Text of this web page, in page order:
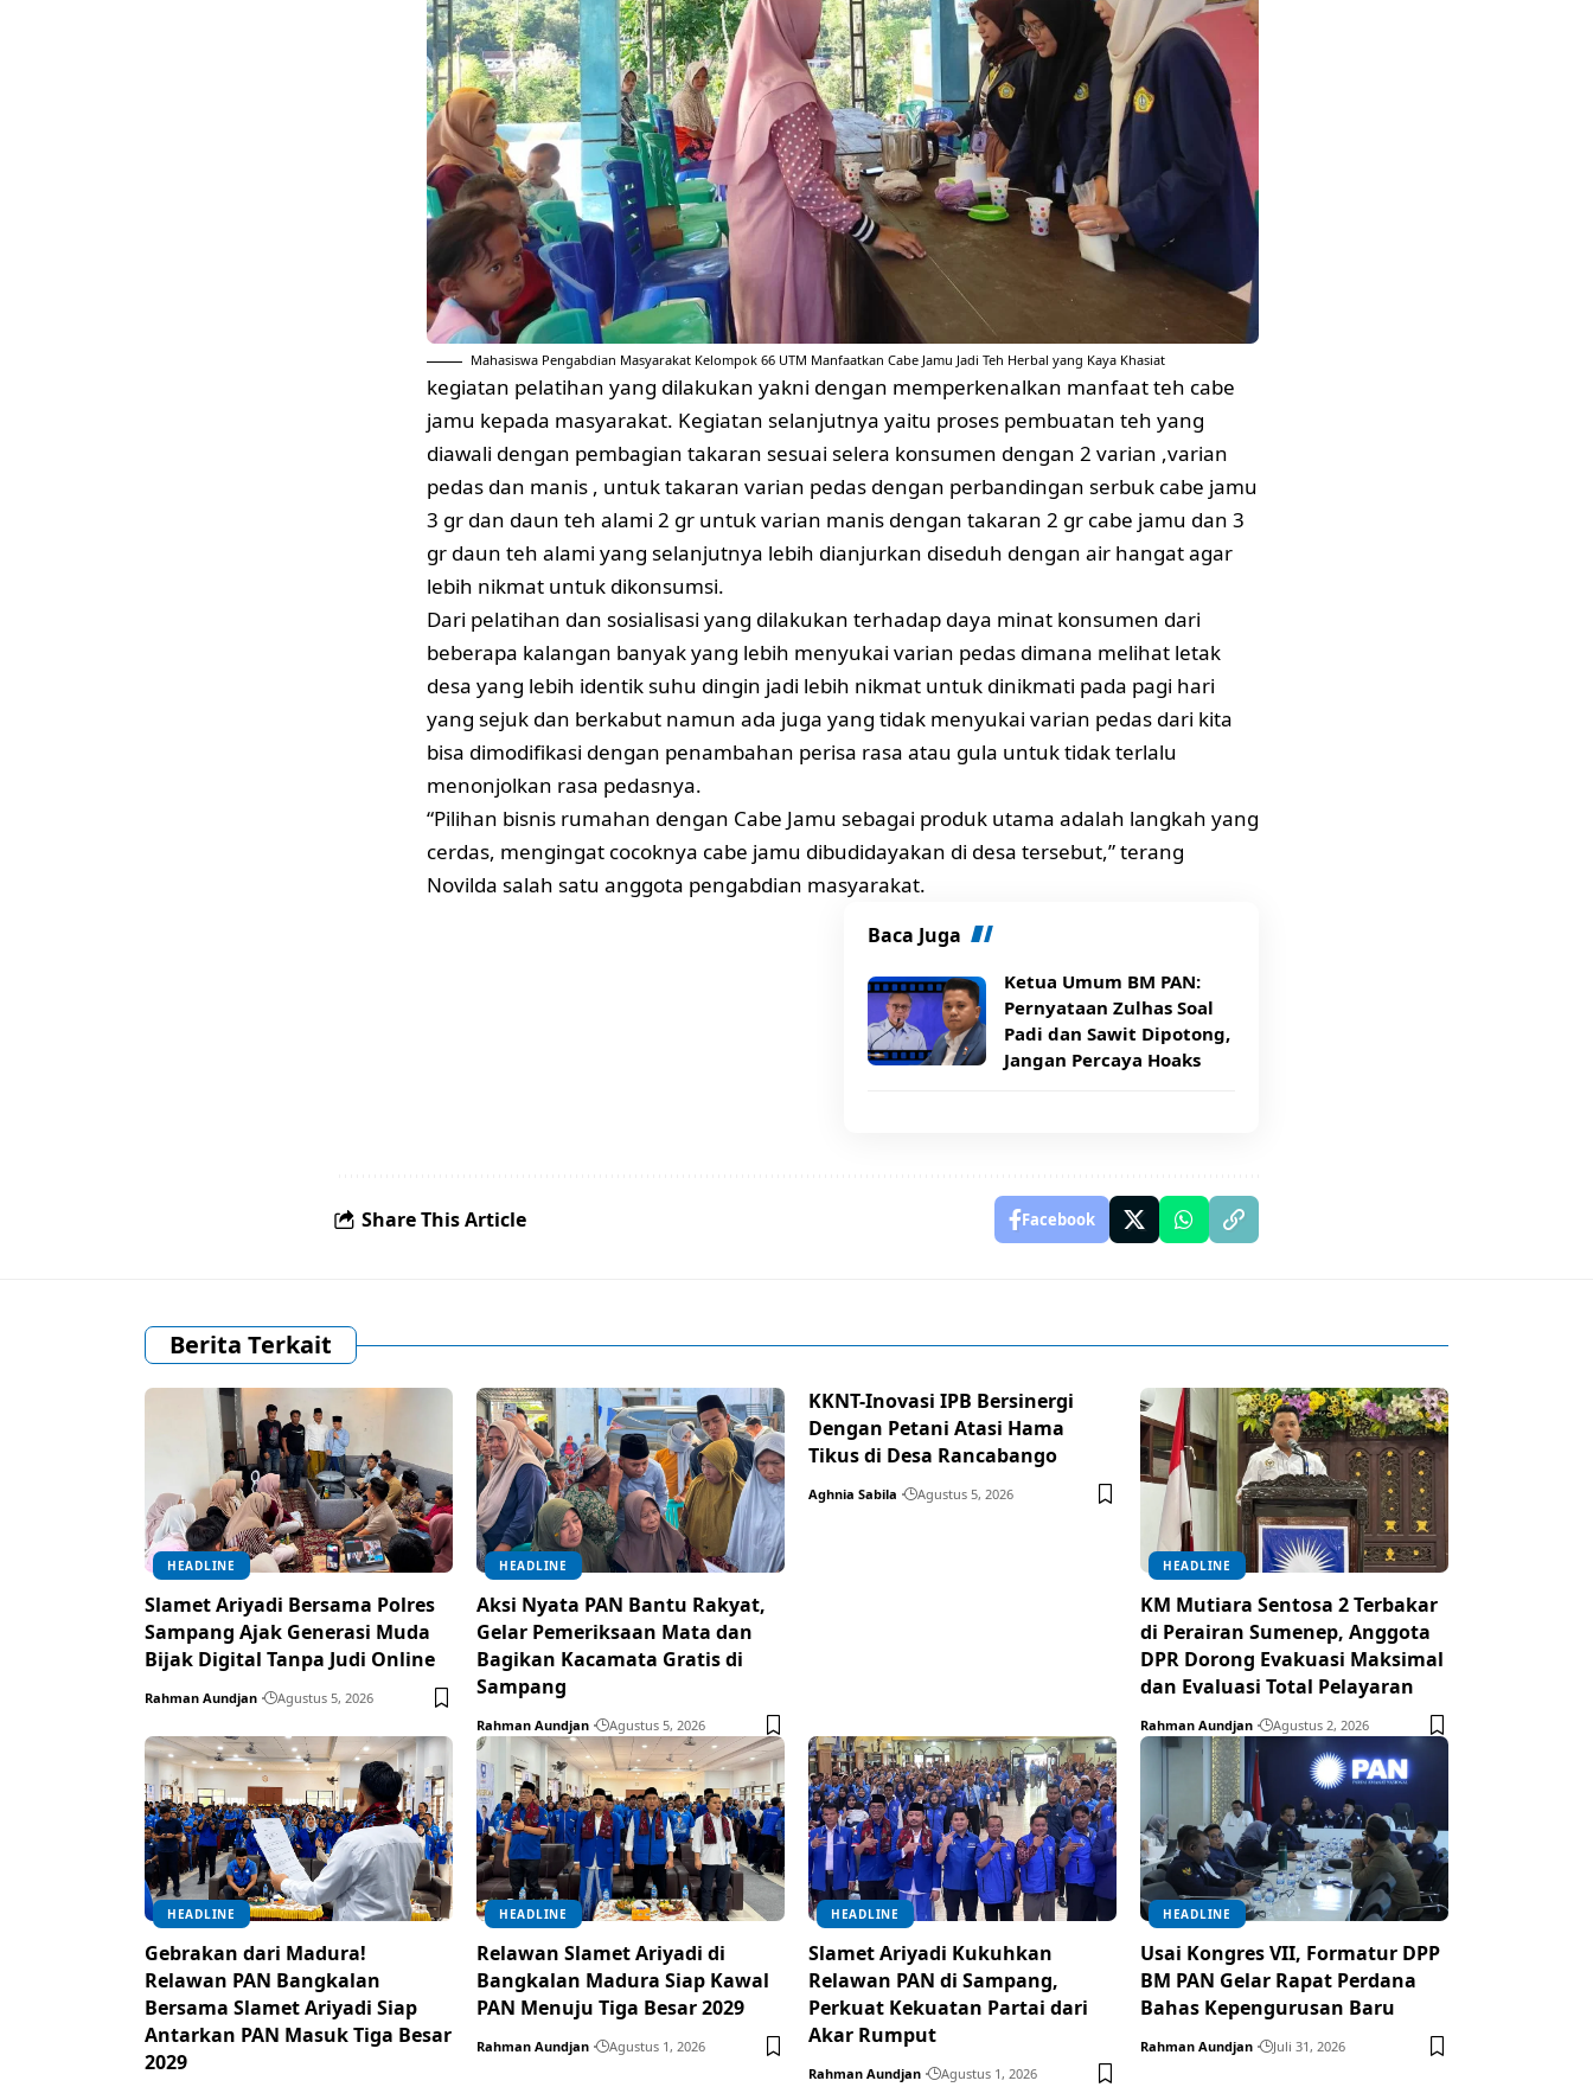
Mahasiswa Pengabdian Masyarakat Kelompok 66 UTM Manfaatkan Cabe Jamu Jadi Teh Herbal yang Kaya Khasiat
kegiatan pelatihan yang dilakukan yakni dengan memperkenalkan manfaat teh cabe
jamu kepada masyarakat. Kegiatan selanjutnya yaitu proses pembuatan teh yang
diawali dengan pembagian takaran sesuai selera konsumen dengan 2 varian ,varian
pedas dan manis , untuk takaran varian pedas dengan perbandingan serbuk cabe jamu
3 gr dan daun teh alami 2 gr untuk varian manis dengan takaran 2 gr cabe jamu dan 3
gr daun teh alami yang selanjutnya lebih dianjurkan diseduh dengan air hangat agar
lebih nikmat untuk dikonsumsi.
Dari pelatihan dan sosialisasi yang dilakukan terhadap daya minat konsumen dari
beberapa kalangan banyak yang lebih menyukai varian pedas dimana melihat letak
desa yang lebih identik suhu dingin jadi lebih nikmat untuk dinikmati pada pagi hari
yang sejuk dan berkabut namun ada juga yang tidak menyukai varian pedas dari kita
bisa dimodifikasi dengan penambahan perisa rasa atau gula untuk tidak terlalu
menonjolkan rasa pedasnya.
“Pilihan bisnis rumahan dengan Cabe Jamu sebagai produk utama adalah langkah yang
cerdas, mengingat cocoknya cabe jamu dibudidayakan di desa tersebut,” terang
Novilda salah satu anggota pengabdian masyarakat.
Baca Juga
Ketua Umum BM PAN:
Pernyataan Zulhas Soal
Padi dan Sawit Dipotong,
Jangan Percaya Hoaks
Share This Article Facebook
Berita Terkait
HEADLINE
Slamet Ariyadi Bersama Polres
Sampang Ajak Generasi Muda
Bijak Digital Tanpa Judi Online
Rahman Aundjan Agustus 5, 2026
HEADLINE
Aksi Nyata PAN Bantu Rakyat,
Gelar Pemeriksaan Mata dan
Bagikan Kacamata Gratis di
Sampang
Rahman Aundjan Agustus 5, 2026
KKNT-Inovasi IPB Bersinergi
Dengan Petani Atasi Hama
Tikus di Desa Rancabango
Aghnia Sabila Agustus 5, 2026
HEADLINE
KM Mutiara Sentosa 2 Terbakar
di Perairan Sumenep, Anggota
DPR Dorong Evakuasi Maksimal
dan Evaluasi Total Pelayaran
Rahman Aundjan Agustus 2, 2026
HEADLINE
Gebrakan dari Madura!
Relawan PAN Bangkalan
Bersama Slamet Ariyadi Siap
Antarkan PAN Masuk Tiga Besar
2029
HEADLINE
Relawan Slamet Ariyadi di
Bangkalan Madura Siap Kawal
PAN Menuju Tiga Besar 2029
Rahman Aundjan Agustus 1, 2026
HEADLINE
Slamet Ariyadi Kukuhkan
Relawan PAN di Sampang,
Perkuat Kekuatan Partai dari
Akar Rumput
Rahman Aundjan Agustus 1, 2026
HEADLINE
Usai Kongres VII, Formatur DPP
BM PAN Gelar Rapat Perdana
Bahas Kepengurusan Baru
Rahman Aundjan Juli 31, 2026